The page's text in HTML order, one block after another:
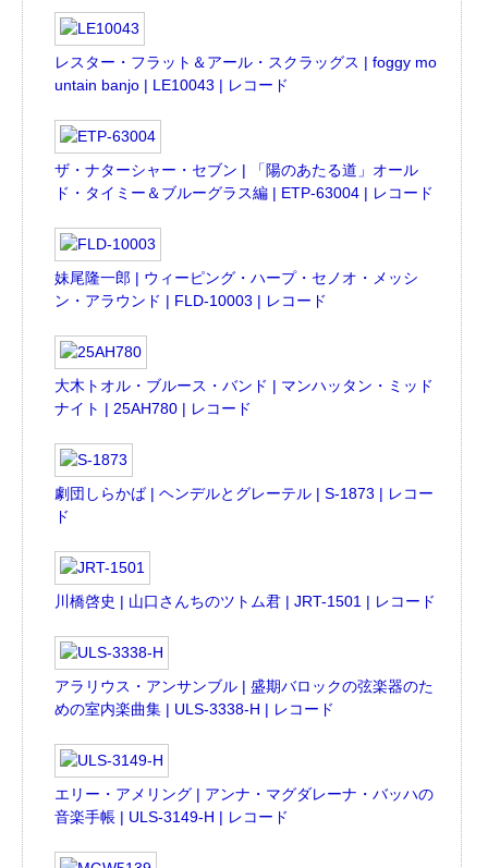
レスター・フラット＆アール・スクラッグス | foggy mo
untain banjo | LE10043 | レコード
ザ・ナターシャー・セブン | 「陽のあたる道」オール
ド・タイミー＆ブルーグラス編 | ETP-63004 | レコード
妹尾隆一郎 | ウィーピング・ハープ・セノオ・メッシ
ン・アラウンド | FLD-10003 | レコード
大木トオル・ブルース・バンド | マンハッタン・ミッド
ナイト | 25AH780 | レコード
劇団しらかば | ヘンデルとグレーテル | S-1873 | レコー
ド
川橋啓史 | 山口さんちのツトム君 | JRT-1501 | レコード
アラリウス・アンサンブル | 盛期バロックの弦楽器のた
めの室内楽曲集 | ULS-3338-H | レコード
エリー・アメリング | アンナ・マグダレーナ・バッハの
音楽手帳 | ULS-3149-H | レコード